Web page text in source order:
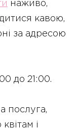
наживо,
кавою,
за адресою
до 21:00.
послуга,
і